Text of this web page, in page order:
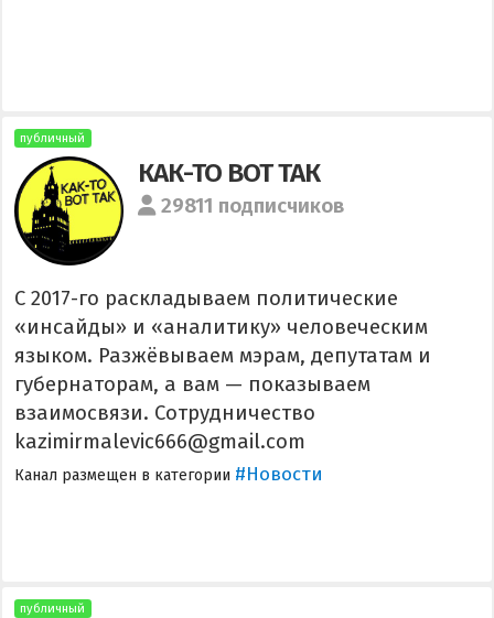
публичный
КАК-ТО ВОТ ТАК
29811 подписчиков
С 2017-го раскладываем политические
«инсайды» и «аналитику» человеческим
языком. Разжёвываем мэрам, депутатам и
губернаторам, а вам — показываем
взаимосвязи. Сотрудничество
kazimirmalevic666@gmail.com
Канал размещен в категории #Новости
публичный